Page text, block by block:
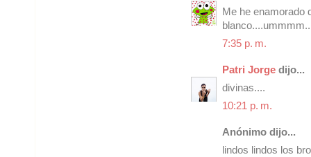
Me he enamorado
7:35 p. m.
Patri Jorge dijo...
divinas....
10:21 p. m.
Anónimo dijo...
lindos lindos los